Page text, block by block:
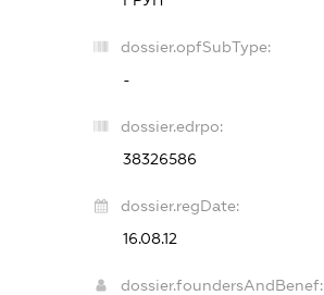
dossier.opfSubType:
-
dossier.edrpo:
38326586
dossier.regDate:
16.08.12
dossier.foundersAndBenef: